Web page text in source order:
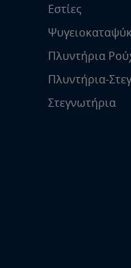
Εστίες
Πλυντήρια
Πλυντήρια-
Στεγνωτήρια